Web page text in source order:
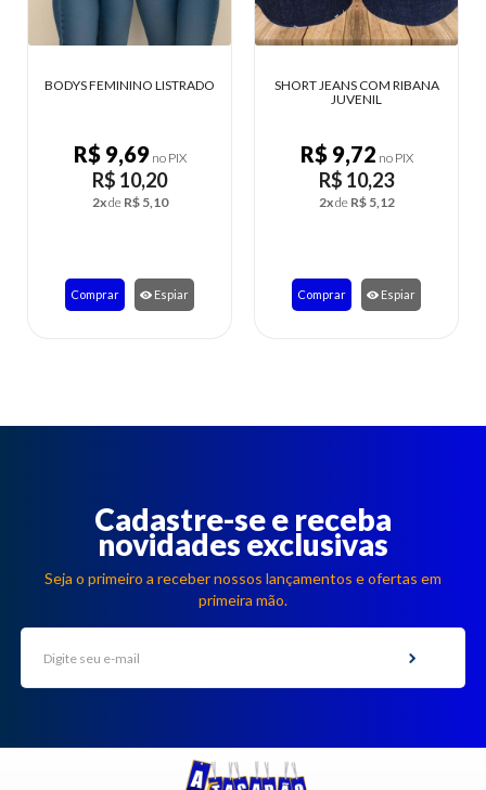
SHORT JEANS COM RIBANA
R$ 9,72no PIX
R$ 10,23
2xdeR$ 5,12
Comprar Espiar
SAIAS LISTRADAS EM SUPLEX G
R$ 12,67 no PIX
R$ 13,34
2xdeR$ 6,67
Comprar Espiar
Cadastre-se e receba
novidades exclusivas
Seja o primeiro a receber nossos lançamentos e ofertas em
primeira mão.